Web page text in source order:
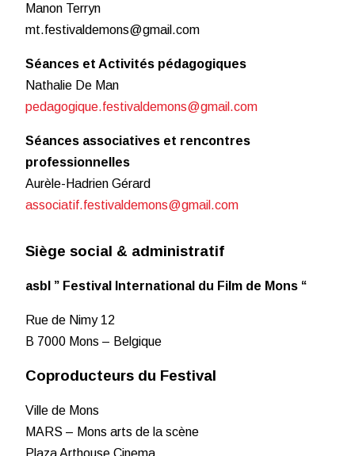
Manon Terryn
mt.festivaldemons@gmail.com
Séances et Activités pédagogiques
Nathalie De Man
pedagogique.festivaldemons@gmail.com
Séances associatives et rencontres
professionnelles
Aurèle-Hadrien Gérard
associatif.festivaldemons@gmail.com
Siège social & administratif
asbl ” Festival International du Film de Mons “
Rue de Nimy 12
B 7000 Mons – Belgique
Coproducteurs du Festival
Ville de Mons
MARS – Mons arts de la scène
Plaza Arthouse Cinema